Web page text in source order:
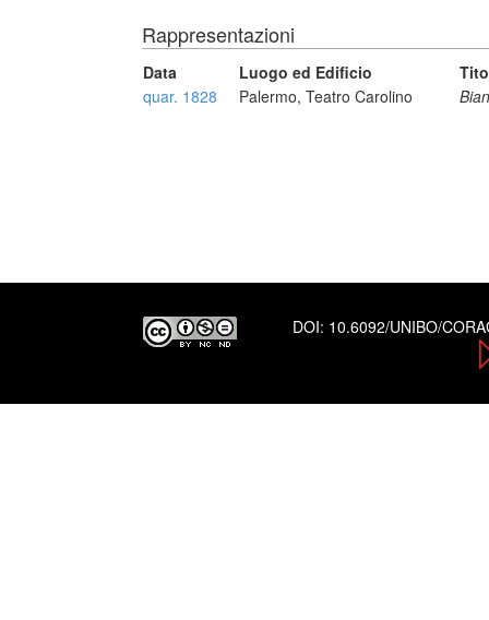
Rappresentazioni
Data Luogo ed Edificio
quar. 1828
Palermo, Teatro Carolino
DOI: 10.6092/UNIBO/